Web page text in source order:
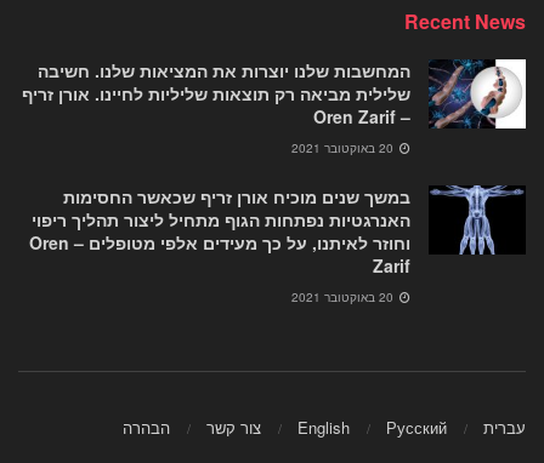
Recent News
המחשבות שלנו יוצרות את המציאות שלנו. חשיבה
שלילית מביאה רק תוצאות שליליות לחיינו. אורן זריף
– Oren Zarif
במשך שנים מוכיח אורן זריף שכאשר החסימות
האנרגטיות נפתחות הגוף מתחיל ליצור תהליך ריפוי
וחוזר לאיתנו, על כך מעידים אלפי מטופלים – Oren
Zarif
עברית Русский
English צור קשר הבהרה